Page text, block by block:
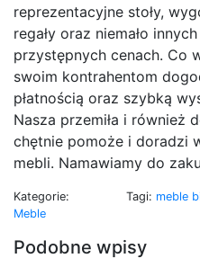
reprezentacyjne stoły,
regały oraz niemało
przystępnych cenach. Co
swoim kontrahentom
płatnością oraz szybką
Nasza przemiła i również
chętnie pomoże i doradzi
mebli. Namawiamy do
Kategorie:
Meble
Tagi: meble
Podobne wpisy